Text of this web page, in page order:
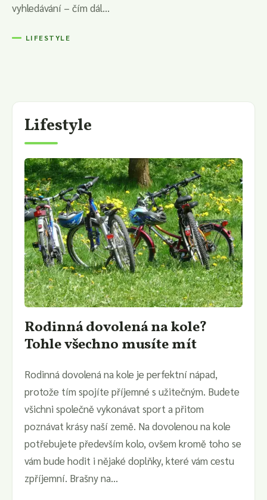
vyhledávání – čím dál...
LIFESTYLE
Lifestyle
Rodinná dovolená na kole?
Tohle všechno musíte mít
Rodinná dovolená na kole je perfektní nápad,
protože tím spojíte příjemné s užitečným. Budete
všichni společně vykonávat sport a přitom
poznávat krásy naší země. Na dovolenou na kole
potřebujete především kolo, ovšem kromě toho se
vám bude hodit i nějaké doplňky, které vám cestu
zpříjemní. Brašny na...